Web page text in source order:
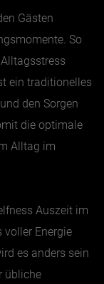
Gästen
So
ein traditionelles
den Sorgen
die optimale
Alltag im
Auszeit im
voller Energie
es anders sein
übliche